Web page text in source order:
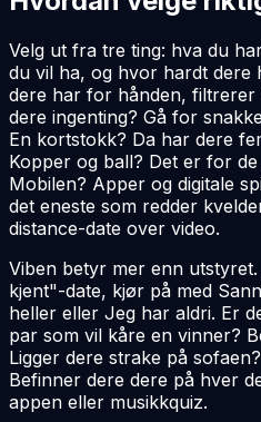
Velg ut fra tre ting: hva du
du vil ha, og hvor hardt dere
dere har for hånden,
dere ingenting? Gå for
En kortstokk? Da har dere
Kopper og ball? Det er for
Mobilen? Apper og digitale
det eneste som redder
distance-date over video.
Viben betyr mer enn
kjent"-date, kjør på med
heller eller Jeg har aldri. Er
par som vil kåre en vinner?
Ligger dere strake på
Befinner dere dere på hver
appen eller musikkquiz.